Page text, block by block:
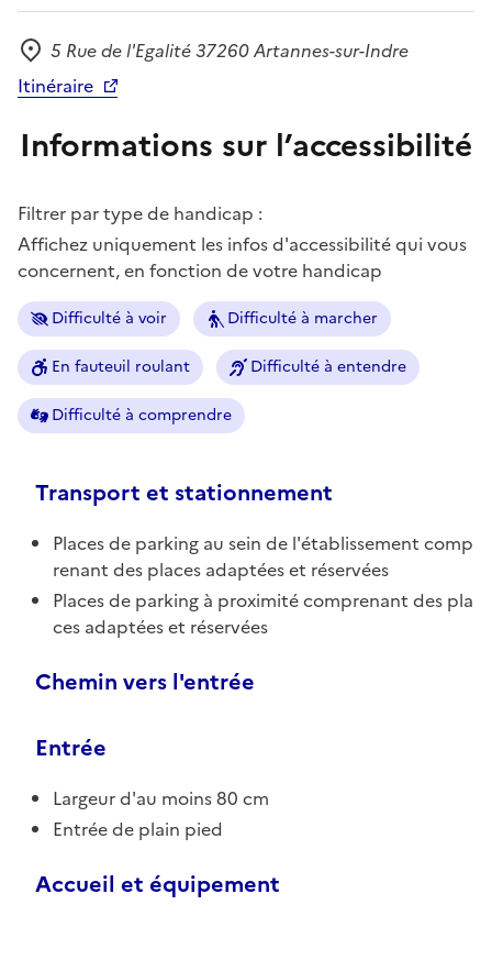
Adresse
5 Rue de l'Egalité 37260 Artannes-sur-Indre
Itinéraire
Informations sur l’accessibilité
Filtrer par type de handicap :
Affichez uniquement les infos d'accessibilité qui vous
concernent, en fonction de votre handicap
Difficulté à voir Difficulté à marcher
En fauteuil roulant Difficulté à entendre
Difficulté à comprendre
Transport et stationnement
Places de parking au sein de l'établissement comp
renant des places adaptées et réservées
Places de parking à proximité comprenant des pla
ces adaptées et réservées
Chemin vers l'entrée
Entrée
Largeur d'au moins 80 cm
Entrée de plain pied
Accueil et équipement